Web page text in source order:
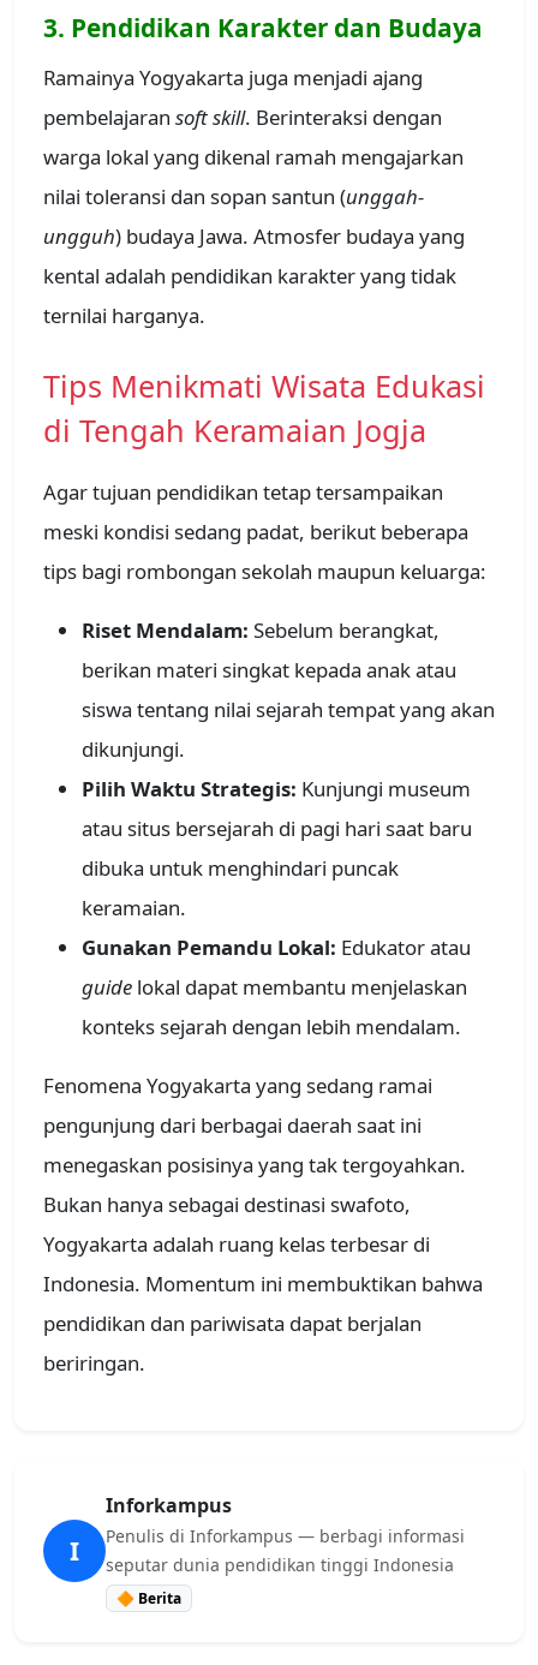
3. Pendidikan Karakter dan Budaya
Ramainya Yogyakarta juga menjadi ajang
pembelajaran soft skill. Berinteraksi dengan
warga lokal yang dikenal ramah mengajarkan
nilai toleransi dan sopan santun (unggah-
ungguh) budaya Jawa. Atmosfer budaya yang
kental adalah pendidikan karakter yang tidak
ternilai harganya.
Tips Menikmati Wisata Edukasi
di Tengah Keramaian Jogja
Agar tujuan pendidikan tetap tersampaikan
meski kondisi sedang padat, berikut beberapa
tips bagi rombongan sekolah maupun keluarga:
Riset Mendalam: Sebelum berangkat,
berikan materi singkat kepada anak atau
siswa tentang nilai sejarah tempat yang akan
dikunjungi.
Pilih Waktu Strategis: Kunjungi museum
atau situs bersejarah di pagi hari saat baru
dibuka untuk menghindari puncak
keramaian.
Gunakan Pemandu Lokal: Edukator atau
guide lokal dapat membantu menjelaskan
konteks sejarah dengan lebih mendalam.
Fenomena Yogyakarta yang sedang ramai
pengunjung dari berbagai daerah saat ini
menegaskan posisinya yang tak tergoyahkan.
Bukan hanya sebagai destinasi swafoto,
Yogyakarta adalah ruang kelas terbesar di
Indonesia. Momentum ini membuktikan bahwa
pendidikan dan pariwisata dapat berjalan
beriringan.
I
Inforkampus
Penulis di Inforkampus — berbagi informasi
seputar dunia pendidikan tinggi Indonesia
🔶 Berita